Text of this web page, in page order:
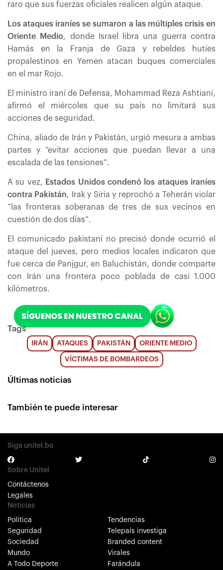
raro que sus fuerzas oficiales realicen algún ataque.
Los ataques iraníes se sumaron a las múltiples crisis en
Oriente Medio, donde Israel libra una guerra contra
Hamás en la Franja de Gaza y rebeldes hutíes
propalestinos en Yemen atacan buques comerciales
en el mar Rojo.
El ministro iraní de Defensa, Mohammad Reza Ashtiani,
afirmó el miércoles que su país no limitará sus
acciones de seguridad.
China, aliado de Irán y Pakistán, urgió mesura a ambas
partes y “evitar acciones que puedan llevar a una
escalada de las tensiones”.
A su vez, Estados Unidos condenó los ataques iraníes
contra Pakistán, Irak y Siria y reprochó a Teherán violar
“las fronteras soberanas de tres de sus vecinos en
cuestión de dos días”.
El comunicado pakistaní no precisó donde ocurrió el
ataque del jueves, pero medios locales indicaron que
fue cerca de Panjgur, en Baluchistán, donde comparte
con Irán una frontera poco poblada de casi 1.000
kilómetros.
Tags
IRÁN ATAQUES PAKISTÁN ORIENTE MEDIO
VÍCTIMAS DE BOMBARDEOS
Últimas noticias
También te puede interesar
Siga unitel.bo
Sobre Unitel
Contáctenos
Legales
Noticias
Política
Seguridad
Sociedad
Mundo
A Todo Deporte
Tendencias
Telepaís investiga
Branded content
Virales
Farándula